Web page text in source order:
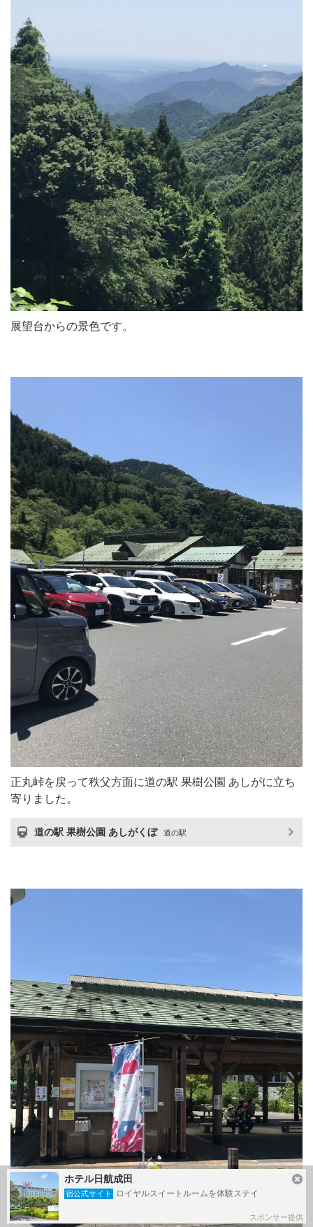
展望台からの景色です。
正丸峠を戻って秩父方面に道の駅 果樹公園 あしがに立ち
寄りました。
道の駅 果樹公園 あしがくぼ 道の駅
ホテル日航成田
宿公式サイト ロイヤルスイートルームを体験ステイ
スポンサー提供